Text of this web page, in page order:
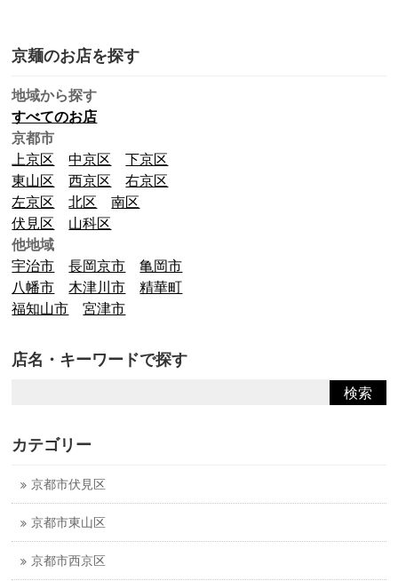
京麺のお店を探す
地域から探す
すべてのお店
京都市
上京区
中京区
下京区
東山区
西京区
右京区
左京区
北区
南区
伏見区
山科区
他地域
宇治市
長岡京市
亀岡市
八幡市
木津川市
精華町
福知山市
宮津市
店名・キーワードで探す
カテゴリー
京都市伏見区
京都市東山区
京都市西京区